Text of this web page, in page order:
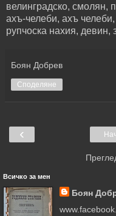
велинградско, смолян,
ахъ-челеби, ахъ
рупчоска нахия, девин,
Боян Добрев
Споделяне
‹
Всичко за мен
Боян